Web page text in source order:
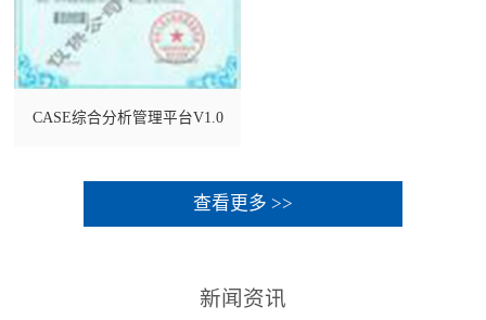
CASE综合分析管理平台V1.0
查看更多 >>
新闻资讯